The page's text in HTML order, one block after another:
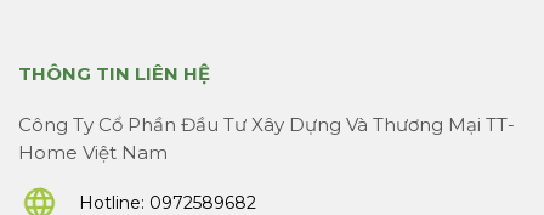
THÔNG TIN LIÊN HỆ
Công Ty Cổ Phần Đầu Tư Xây Dựng Và Thương Mại TT-
Home Việt Nam
Hotline: 0972589682